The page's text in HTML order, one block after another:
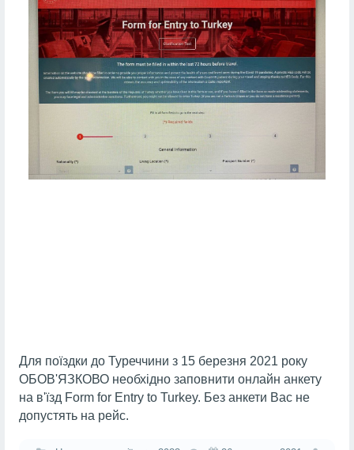
Для поїздки до Туреччини з 15 березня 2021 року
ОБОВ'ЯЗКОВО необхідно заповнити онлайн анкету
на в'їзд Form for Entry to Turkey. Без анкети Вас не
допустять на рейс.